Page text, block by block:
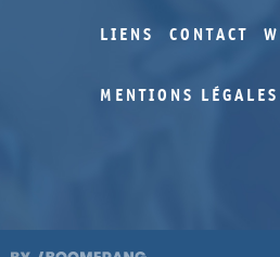
LIENS CONTACT
MENTIONS LÉGALES